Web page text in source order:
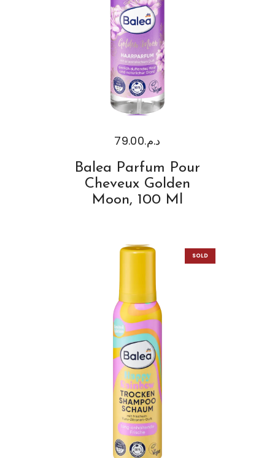
د.م.79.00
Balea Parfum Pour
Cheveux Golden
Moon, 100 Ml
SOLD